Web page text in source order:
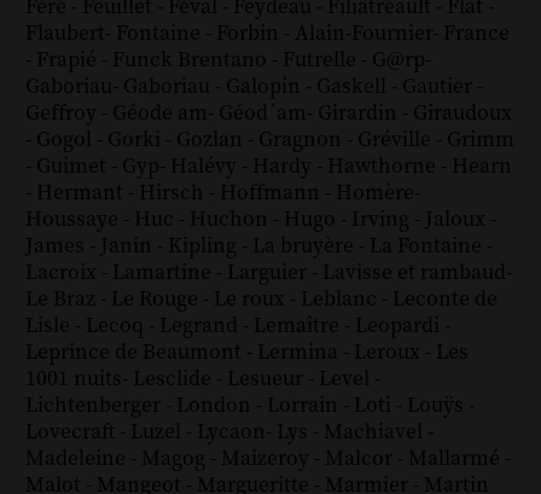
Féré - Feuillet - Féval - Feydeau - Filiatreault - Flat -
Flaubert- Fontaine - Forbin - Alain-Fournier- France
- Frapié - Funck Brentano - Futrelle - G@rp-
Gaboriau- Gaboriau - Galopin - Gaskell - Gautier -
Geffroy - Géode am- Géod´am- Girardin - Giraudoux
- Gogol - Gorki - Gozlan - Gragnon - Gréville - Grimm
- Guimet - Gyp- Halévy - Hardy - Hawthorne - Hearn
- Hermant - Hirsch - Hoffmann - Homère-
Houssaye - Huc - Huchon - Hugo - Irving - Jaloux -
James - Janin - Kipling - La bruyère - La Fontaine -
Lacroix - Lamartine - Larguier - Lavisse et rambaud-
Le Braz - Le Rouge - Le roux - Leblanc - Leconte de
Lisle - Lecoq - Legrand - Lemaître - Leopardi -
Leprince de Beaumont - Lermina - Leroux - Les
1001 nuits- Lesclide - Lesueur - Level -
Lichtenberger - London - Lorrain - Loti - Louÿs -
Lovecraft - Luzel - Lycaon- Lys - Machiavel -
Madeleine - Magog - Maizeroy - Malcor - Mallarmé -
Malot - Mangeot - Margueritte - Marmier - Martin